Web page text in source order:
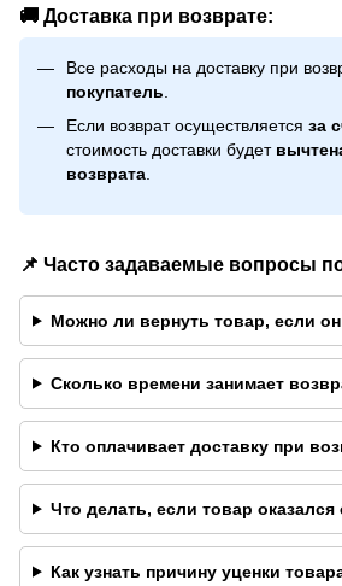
🚚 Доставка при возврате:
Все расходы на доставку при
покупатель
Если возврат осуществляется за
стоимость доставки будет
возврата.
📌 Часто задаваемые вопросы
Можно ли вернуть товар, если
Сколько времени занимает
Кто оплачивает доставку при
Что делать, если товар оказался
Как узнать причину уценки